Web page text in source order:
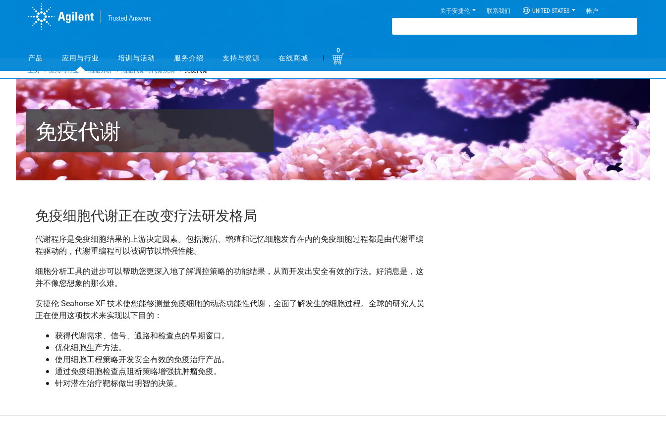
关于安捷伦 联系我们 UNITED STATES 帐户
产品 应用与行业 培训与活动 服务介绍 支持与资源 在线商城 |
0
主页 应用与行业 细胞分析 细胞代谢与代谢疾病 免疫代谢
免疫代谢
免疫细胞代谢正在改变疗法研发格局
代谢程序是免疫细胞结果的上游决定因素。包括激活、增殖和记忆细胞发育在内的免疫细胞过程都是由代谢重编
程驱动的，代谢重编程可以被调节以增强性能。
细胞分析工具的进步可以帮助您更深入地了解调控策略的功能结果，从而开发出安全有效的疗法。好消息是，这
并不像您想象的那么难。
安捷伦 Seahorse XF 技术使您能够测量免疫细胞的动态功能性代谢，全面了解发生的细胞过程。全球的研究人员
正在使用这项技术来实现以下目的：
获得代谢需求、信号、通路和检查点的早期窗口。
优化细胞生产方法。
使用细胞工程策略开发安全有效的免疫治疗产品。
通过免疫细胞检查点阻断策略增强抗肿瘤免疫。
针对潜在治疗靶标做出明智的决策。